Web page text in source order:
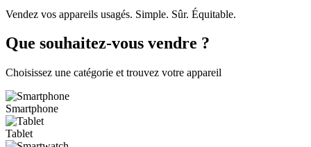
Vendez vos appareils usagés. Simple. Sûr. Équitable.
Que souhaitez-vous vendre ?
Choisissez une catégorie et trouvez votre appareil
Smartphone
Tablet